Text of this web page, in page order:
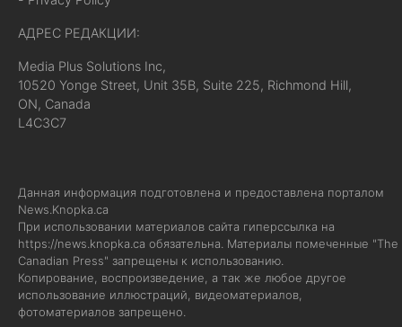
АДРЕС РЕДАКЦИИ:
Media Plus Solutions Inc,
10520 Yonge Street, Unit 35B, Suite 225, Richmond Hill,
ON, Canada
L4C3C7
Данная информация подготовлена и предоставлена порталом
News.Knopka.ca
При использовании материалов сайта гиперссылка на
https://news.knopka.ca обязательна. Материалы помеченные "The
Canadian Press" запрещены к использованию.
Копирование, воспроизведение, а так же любое другое
использование иллюстраций, видеоматериалов,
фотоматериалов запрещено.